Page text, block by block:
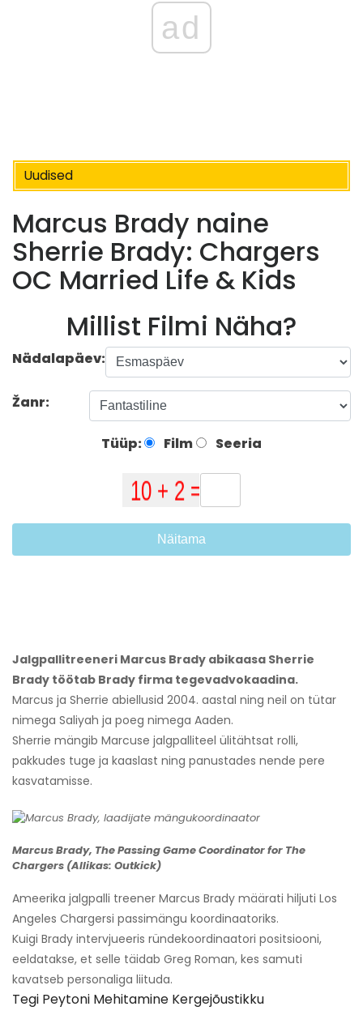
ad
Uudised
Marcus Brady naine
Sherrie Brady: Chargers
OC Married Life & Kids
Millist Filmi Näha?
Nädalapäev:
Žanr:
Tüüp: Film Seeria
Näitama
Jalgpallitreeneri Marcus Brady abikaasa Sherrie
Brady töötab Brady firma tegevadvokaadina.
Marcus ja Sherrie abiellusid 2004. aastal ning neil on tütar
nimega Saliyah ja poeg nimega Aaden.
Sherrie mängib Marcuse jalgpalliteel ülitähtsat rolli,
pakkudes tuge ja kaaslast ning panustades nende pere
kasvatamisse.
Marcus Brady, The Passing Game Coordinator for The
Chargers (Allikas: Outkick)
Ameerika jalgpalli treener Marcus Brady määrati hiljuti Los
Angeles Chargersi passimängu koordinaatoriks.
Kuigi Brady intervjueeris ründekoordinaatori positsiooni,
eeldatakse, et selle täidab Greg Roman, kes samuti
kavatseb personaliga liituda.
Tegi Peytoni Mehitamine Kergejõustikku